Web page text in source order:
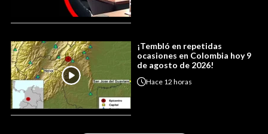
¡Tembló en repetidas
ocasiones en Colombia hoy 9
de agosto de 2026!
Hace 12 horas